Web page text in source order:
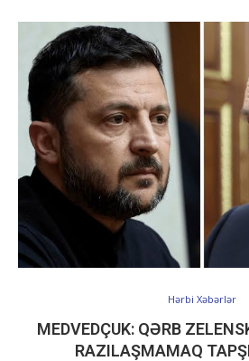
Hərbi Xəbərlər
MEDVEDÇUK: QƏRB
RAZILAŞMAMAQ